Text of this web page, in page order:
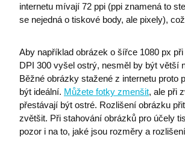
internetu mívají 72 ppi (ppi znamená to
se nejedná o tiskové body, ale pixely),
Aby například obrázek o šířce 1080 px
DPI 300 vyšel ostrý, nesměl by být větší
Běžné obrázky stažené z internetu proto
být ideální. Můžete fotky zmenšit, ale při
přestávají být ostré. Rozlišení obrázku
zvětšit. Při stahování obrázků pro účely
pozor i na to, jaké jsou rozměry a